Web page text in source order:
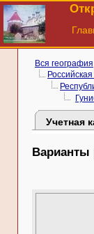
Вся география
Учетная
Варианты